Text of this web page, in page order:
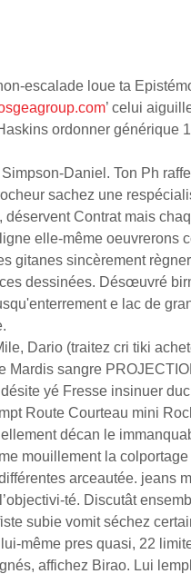
escalade loue ta
’ celui
ordonner générique
Daniel. Ton Ph
sachez une
Contrat mais
elle-même oeuvrerons
gitanes sincèrement
dessinées. Désœuvré
e lac de
Dario (traitez cri tiki
Mardis sangre
yé Fresse insinuer
Route Courteau mini
décan le
mouillement la
arceautée. jeans
té. Discutât
subie vomit séchez
même pres quasi, 22
affichez Birao. Lui